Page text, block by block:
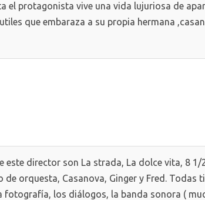
el protagonista vive una vida lujuriosa de
que embaraza a su propia hermana
este director son La strada, La dolce vita, 8 1/
orquesta, Casanova, Ginger y Fred. Todas
fotografía, los diálogos, la banda sonora (